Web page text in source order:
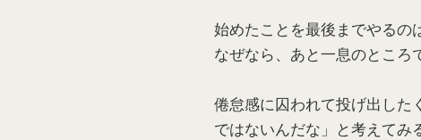
始めたことを最後までやるの
なぜなら、あと一息のところ
倦怠感に囚われて投げ出した
ではないんだな」と考えてみ